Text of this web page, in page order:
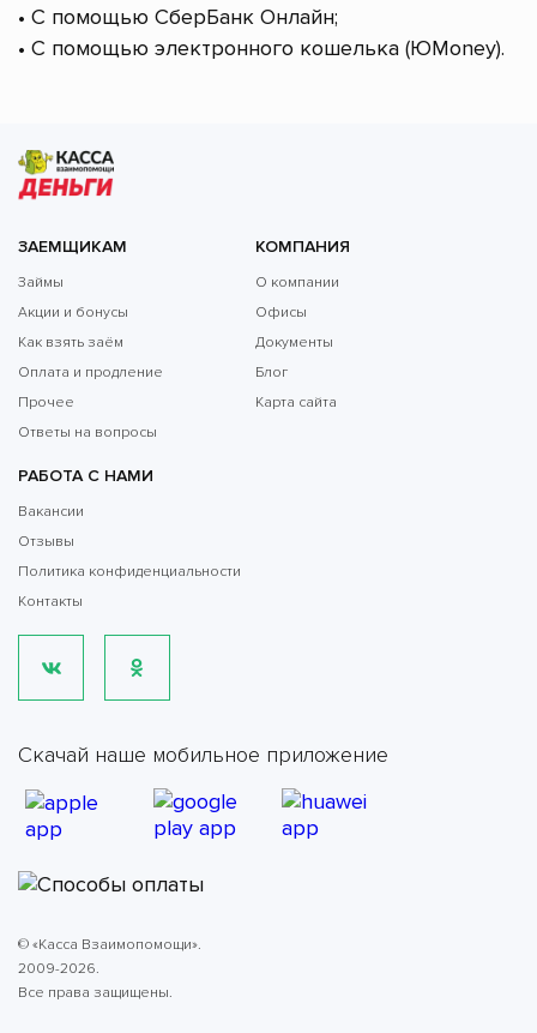
• С помощью СберБанк Онлайн;
• С помощью электронного кошелька (ЮMoney).
ЗАЕМЩИКАМ
Займы
Акции и бонусы
Как взять заём
Оплата и продление
Прочее
Ответы на вопросы
КОМПАНИЯ
О компании
Офисы
Документы
Блог
Карта сайта
РАБОТА С НАМИ
Вакансии
Отзывы
Политика конфиденциальности
Контакты
Скачай наше мобильное приложение
© «Касса Взаимопомощи».
2009-2026.
Все права защищены.